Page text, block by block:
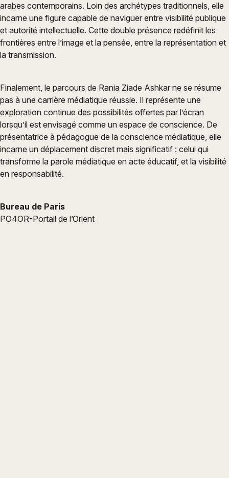
arabes contemporains. Loin des archétypes traditionnels, elle
incarne une figure capable de naviguer entre visibilité publique
et autorité intellectuelle. Cette double présence redéfinit les
frontières entre l’image et la pensée, entre la représentation et
la transmission.
Finalement, le parcours de Rania Ziade Ashkar ne se résume
pas à une carrière médiatique réussie. Il représente une
exploration continue des possibilités offertes par l’écran
lorsqu’il est envisagé comme un espace de conscience. De
présentatrice à pédagogue de la conscience médiatique, elle
incarne un déplacement discret mais significatif : celui qui
transforme la parole médiatique en acte éducatif, et la visibilité
en responsabilité.
Bureau de Paris
PO4OR-Portail de l’Orient